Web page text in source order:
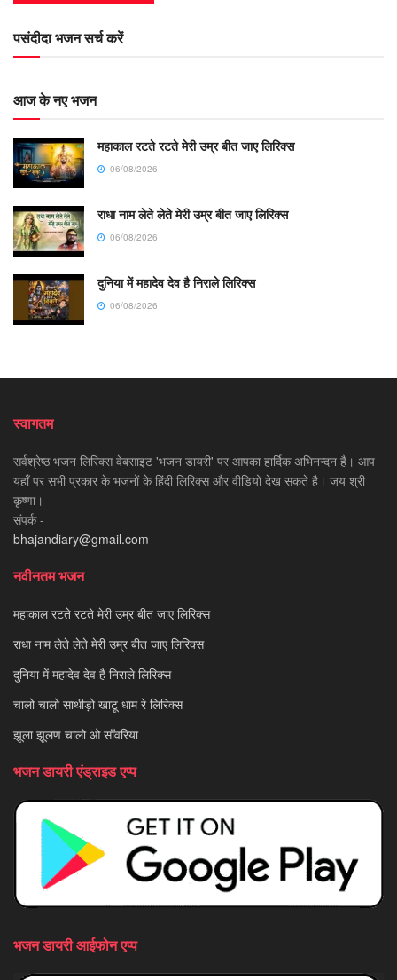
पसंदीदा भजन सर्च करें
आज के नए भजन
महाकाल रटते रटते मेरी उम्र बीत जाए लिरिक्स
06/08/2026
राधा नाम लेते लेते मेरी उम्र बीत जाए लिरिक्स
06/08/2026
दुनिया में महादेव देव है निराले लिरिक्स
06/08/2026
स्वागतम
सर्वश्रेष्ठ भजन लिरिक्स वेबसाइट 'भजन डायरी' पर आपका हार्दिक अभिनन्दन है। आप
यहाँ पर सभी प्रकार के भजनों के हिंदी लिरिक्स और वीडियो देख सकते है। जय श्री
कृष्णा।
संपर्क -
bhajandiary@gmail.com
नवीनतम भजन
महाकाल रटते रटते मेरी उम्र बीत जाए लिरिक्स
राधा नाम लेते लेते मेरी उम्र बीत जाए लिरिक्स
दुनिया में महादेव देव है निराले लिरिक्स
चालो चालो साथीड़ो खाटू धाम रे लिरिक्स
झूला झूलण चालो ओ साँवरिया
भजन डायरी एंड्राइड एप्प
भजन डायरी आईफोन एप्प